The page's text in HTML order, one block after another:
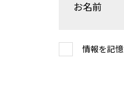
お名前
情報を記憶